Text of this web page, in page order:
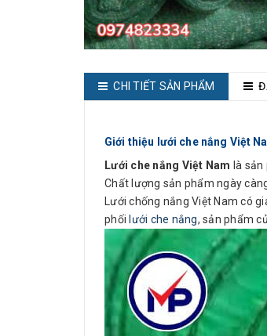
CHI TIẾT SẢN PHẨM
Giới thiệu lưới che nắng Việt
Lưới che nắng Việt Nam là
Chất lượng sản phẩm ngày
Lưới chống nắng Việt Nam có
phối lưới che nắng, sản phẩm